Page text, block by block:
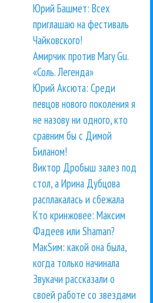
Юрий Башмет: Всех
приглашаю на фестиваль
Чайковского!
Амирчик против Mary Gu.
«Соль. Легенда»
Юрий Аксюта: Среди
певцов нового поколения я
не назову ни одного, кто
сравним бы с Димой
Биланом!
Виктор Дробыш залез под
стол, а Ирина Дубцова
расплакалась и сбежала
Кто кринжовее: Максим
Фадеев или Shaman?
МакSим: какой она была,
когда только начинала
Звукачи рассказали о
своей работе со звездами